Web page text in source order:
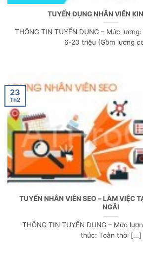
TUYỂN DỤNG NHÂN VIÊN
THÔNG TIN TUYỂN DỤNG – Mức
6-20 triệu (Gồm lương
TUYỂN NHÂN VIÊN SEO – LÀM VIỆC
NGÃI
THÔNG TIN TUYỂN DỤNG – Mức
thức: Toàn thời [...]
23
Th2